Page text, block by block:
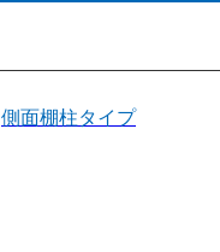
側面棚柱タイプ